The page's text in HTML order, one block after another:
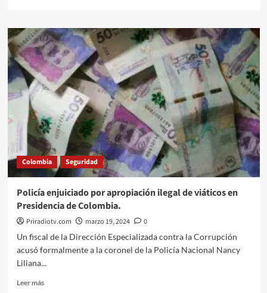
FLIP,
Paola
Vega
y
Juanita
Gómez.
Qué
además
del
influencer
Colombia Seguridad
Policía enjuiciado por apropiación ilegal de viáticos en
Presidencia de Colombia.
Priradiotv.com marzo 19, 2024
0
Un fiscal de la Dirección Especializada contra la Corrupción
acusó formalmente a la coronel de la Policía Nacional Nancy
Liliana...
Leer másLeer